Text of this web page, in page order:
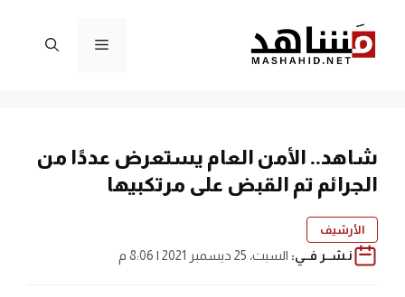
المحتوى
القائمة
شاهد.. الأمن العام يستعرض عددًا من
الجرائم تم القبض على مرتكبيها
الأرشيف
نـشــر فــي: السبت، 25 ديسمبر 2021 | 8:06 م